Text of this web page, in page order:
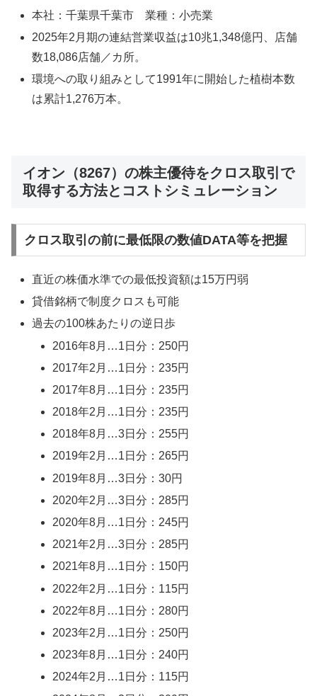
本社：千葉県千葉市 業種：小売業
2025年2月期の連結営業収益は10兆1,348億円、店舗
数18,086店舗／カ所。
環境への取り組みとして1991年に開始した植樹本数
は累計1,276万本。
イオン（8267）の株主優待をクロス取引で
取得する方法とコストシミュレーション
クロス取引の前に最低限の数値DATA等を把握
直近の株価水準での最低投資額は15万円弱
貸借銘柄で制度クロスも可能
過去の100株あたりの逆日歩
2016年8月…1日分：250円
2017年2月…1日分：235円
2017年8月…1日分：235円
2018年2月…1日分：235円
2018年8月…3日分：255円
2019年2月…1日分：265円
2019年8月…3日分：30円
2020年2月…3日分：285円
2020年8月…1日分：245円
2021年2月…3日分：285円
2021年8月…1日分：150円
2022年2月…1日分：115円
2022年8月…1日分：280円
2023年2月…1日分：250円
2023年8月…1日分：240円
2024年2月…1日分：115円